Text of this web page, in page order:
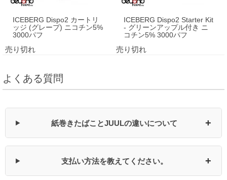
ICEBERG Dispo2 カートリ
ッジ (グレープ) ニコチン5%
3000パフ
売り切れ
ICEBERG Dispo2 Starter Kit
- グリーンアップル付き ニ
コチン5% 3000パフ
売り切れ
よくある質問
紙巻きたばことJUULの違いについて +
支払い方法を教えてください。 +